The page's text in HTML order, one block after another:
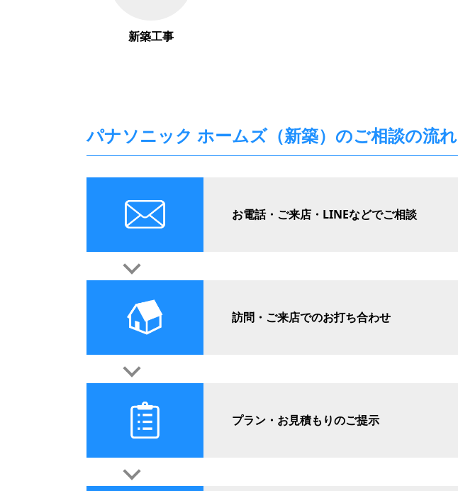
新築工事
パナソニック ホームズ（新築）のご相談の流れ
お電話・ご来店・LINEなどでご相談
訪問・ご来店でのお打ち合わせ
プラン・お見積もりのご提示